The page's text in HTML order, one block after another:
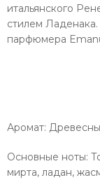
итальянского
стилем
парфюмера
Аромат:
Основные ноты:
мирта, ладан,